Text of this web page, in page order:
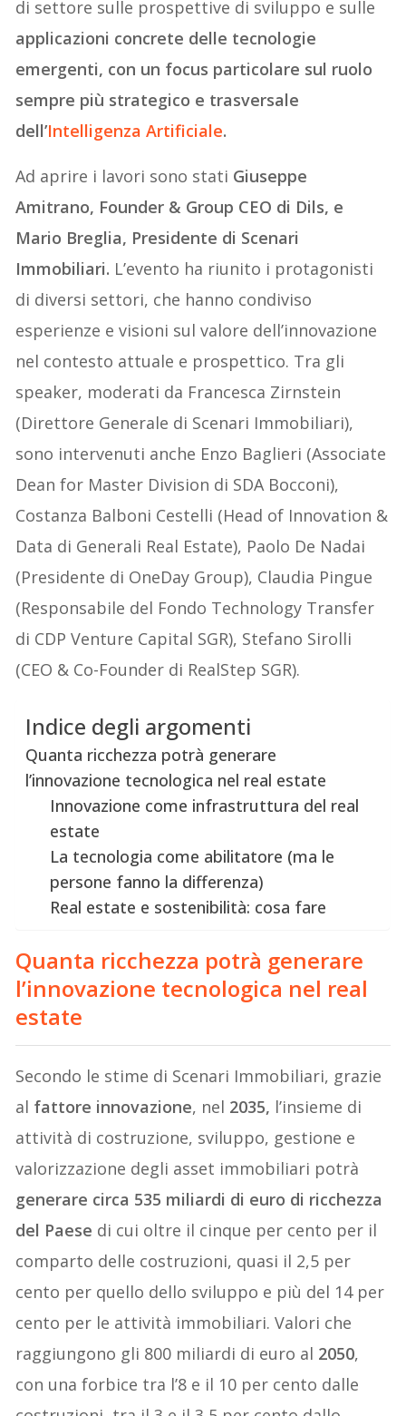
di settore sulle prospettive di sviluppo e sulle
applicazioni concrete delle tecnologie
emergenti, con un focus particolare sul ruolo
sempre più strategico e trasversale
dell’Intelligenza Artificiale.
Ad aprire i lavori sono stati Giuseppe
Amitrano, Founder & Group CEO di Dils, e
Mario Breglia, Presidente di Scenari
Immobiliari. L’evento ha riunito i protagonisti
di diversi settori, che hanno condiviso
esperienze e visioni sul valore dell’innovazione
nel contesto attuale e prospettico. Tra gli
speaker, moderati da Francesca Zirnstein
(Direttore Generale di Scenari Immobiliari),
sono intervenuti anche Enzo Baglieri (Associate
Dean for Master Division di SDA Bocconi),
Costanza Balboni Cestelli (Head of Innovation &
Data di Generali Real Estate), Paolo De Nadai
(Presidente di OneDay Group), Claudia Pingue
(Responsabile del Fondo Technology Transfer
di CDP Venture Capital SGR), Stefano Sirolli
(CEO & Co-Founder di RealStep SGR).
Indice degli argomenti
Quanta ricchezza potrà generare
l’innovazione tecnologica nel real estate
Innovazione come infrastruttura del real
estate
La tecnologia come abilitatore (ma le
persone fanno la differenza)
Real estate e sostenibilità: cosa fare
Quanta ricchezza potrà generare
l’innovazione tecnologica nel real
estate
Secondo le stime di Scenari Immobiliari, grazie
al fattore innovazione, nel 2035, l’insieme di
attività di costruzione, sviluppo, gestione e
valorizzazione degli asset immobiliari potrà
generare circa 535 miliardi di euro di ricchezza
del Paese di cui oltre il cinque per cento per il
comparto delle costruzioni, quasi il 2,5 per
cento per quello dello sviluppo e più del 14 per
cento per le attività immobiliari. Valori che
raggiungono gli 800 miliardi di euro al 2050,
con una forbice tra l’8 e il 10 per cento dalle